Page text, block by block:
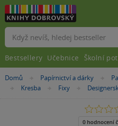
Nacházíte
Domů »Papírnictví a dárky »
»
Kresba »Fixy »
0.0
5
0 hodnocení
Vyhledávání
Bestsellery Učebnice Školní